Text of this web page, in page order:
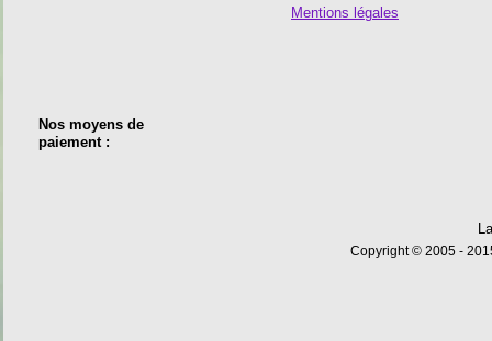
Mentions légales
Nos moyens de
paiement :
Copyright © 2005 -